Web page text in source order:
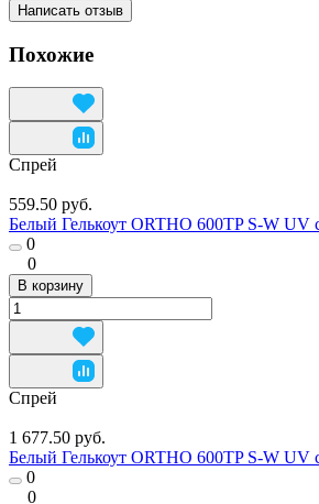
Написать отзыв
Похожие
Спрей
559.50 руб.
Белый Гелькоут ORTHO 600TP S-W UV
0
0
В корзину
Спрей
1 677.50 руб.
Белый Гелькоут ORTHO 600TP S-W UV
0
0